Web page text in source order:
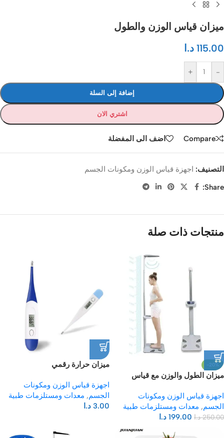
ميزان قياس الوزن والطول
115.00 د.ا
-
+
إضافة إلى السلة
اشتري الان
Compare اضف الى المفضلة
التصنيف: اجهزة قياس الوزن ومكونات الجسم
Share:
منتجات ذات صلة
-20%
ميزان الطول والوزن مع قياس
weighting scale
اجهزة قياس الوزن ومكونات
الجسم, معدات ومستلزمات طبية
250.00 د.ا 199.00 د.ا
ميزان حرارة رقمي
اجهزة قياس الوزن ومكونات
الجسم, معدات ومستلزمات طبية
3.00 د.ا